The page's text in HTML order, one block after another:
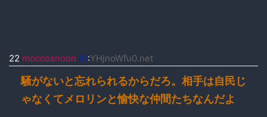
22 moccosnoon ID:YHjnoWfu0.net
騒がないと忘れられるからだろ。相手は自民じ
ゃなくてメロリンと愉快な仲間たちなんだよ